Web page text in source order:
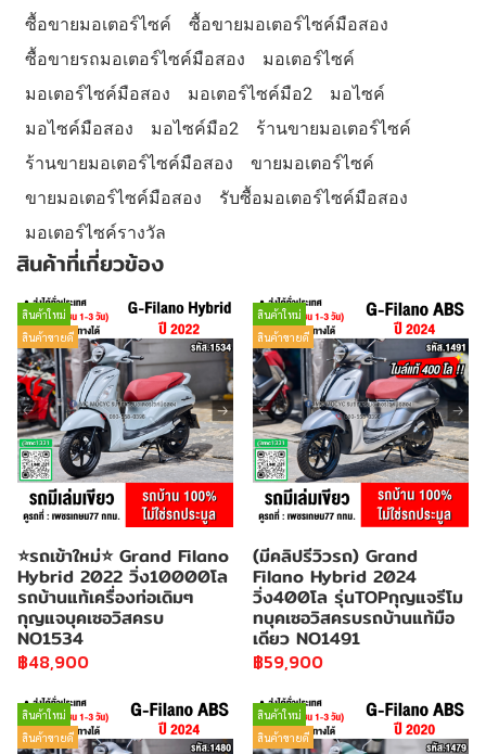
ซื้อขายมอเตอร์ไซค์
ซื้อขายมอเตอร์ไซค์มือสอง
ซื้อขายรถมอเตอร์ไซค์มือสอง
มอเตอร์ไซค์
มอเตอร์ไซค์มือสอง
มอเตอร์ไซค์มือ2
มอไซค์
มอไซค์มือสอง
มอไซค์มือ2
ร้านขายมอเตอร์ไซค์
ร้านขายมอเตอร์ไซค์มือสอง
ขายมอเตอร์ไซค์
ขายมอเตอร์ไซค์มือสอง
รับซื้อมอเตอร์ไซค์มือสอง
มอเตอร์ไซค์รางวัล
สินค้าที่เกี่ยวข้อง
สินค้าใหม่
สินค้าขายดี
⭐รถเข้าใหม่⭐ Grand Filano
Hybrid 2022 วิ่ง10000โล
รถบ้านแท้เครื่องท่อเดิมๆ
กุญแจบุคเซอวิสครบ
NO1534
฿48,900
สินค้าใหม่
สินค้าขายดี
(มีคลิปรีวิวรถ) Grand
Filano Hybrid 2024
วิ่ง400โล รุ่นTOPกุญแจรีโม
ทบุคเซอวิสครบรถบ้านแท้มือ
เดียว NO1491
฿59,900
สินค้าใหม่
สินค้าขายดี
สินค้าใหม่
สินค้าขายดี